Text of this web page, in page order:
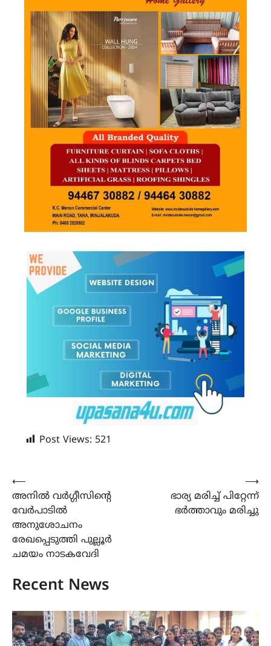
Post Views: 521
Post
navigation
⟵
അനിൽ വർഗ്ഗീസിന്‍റെ
വേർപാടിൽ
അനുശോചനം
രേഖപ്പെടുത്തി പുല്ലൂർ
ചമയം നാടകവേദി
ഭാര്യ മരിച്ച് പിറ്റേന്ന്
ഭർത്താവും മരിച്ചു
⟶
Recent News